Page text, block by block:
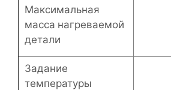
Максимальная
масса нагреваемой
детали
Задание
температуры